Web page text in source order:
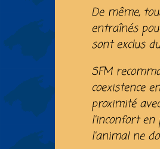
De même,
entraînés
sont exclus
SFM
coexistence
proximité
l'inconfort en
l'animal ne